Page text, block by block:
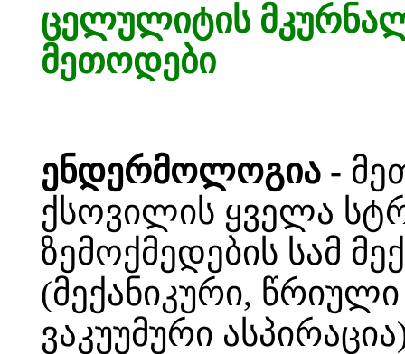
ცელულიტის
მეთოდები
ენდერმოლოგია -
ქსოვილის ყველა
ზემოქმედების სამ
(მექანიკური,
ვაკუუმური